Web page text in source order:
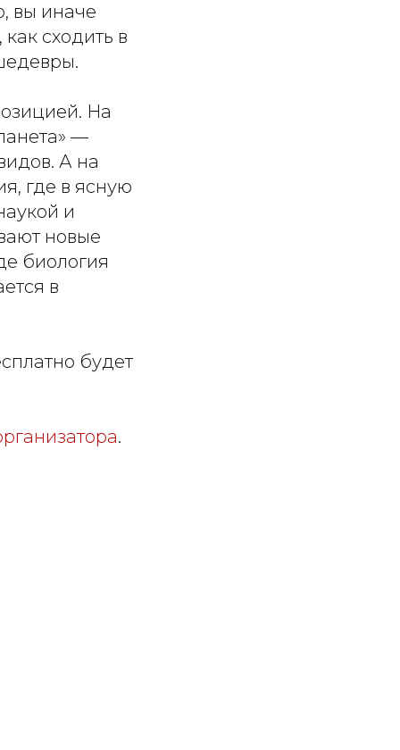
вы иначе
сходить в
На
—
А на
где в ясную
и
новые
биология
в
будет
.